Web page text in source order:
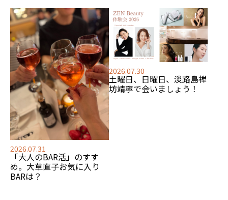
2026.07.31
「大人のBAR活」のすす
め。大草直子お気に入り
BARは？
2026.07.30
土曜日、日曜日、淡路島禅
坊靖寧で会いましょう！